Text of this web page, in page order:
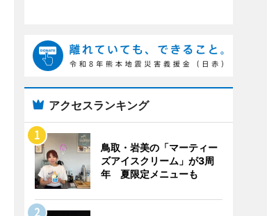
アクセスランキング
鳥取・岩美の「マーティー
ズアイスクリーム」が3周
年 夏限定メニューも